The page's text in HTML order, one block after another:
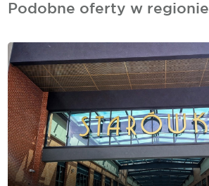
Podobne oferty w regionie